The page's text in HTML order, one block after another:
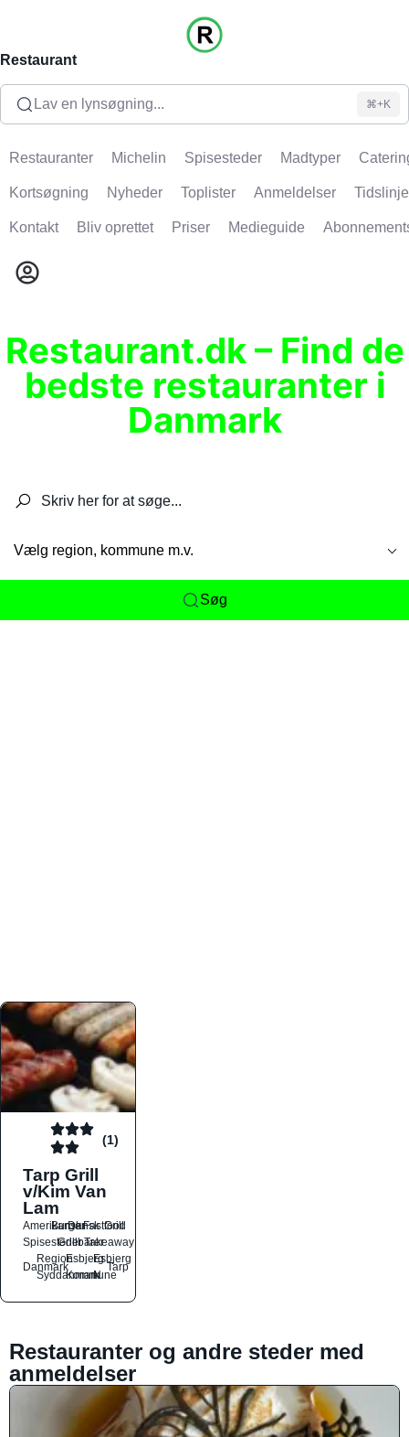
Restaurant
Lav en lynsøgning... ⌘+K
Restauranter Michelin Spisesteder Madtyper
Kortsøgning Nyheder Toplister Anmeldelser Tidslinje
Kontakt Bliv oprettet Priser Medieguide
Restaurant.dk – Find de
bedste restauranter i
Danmark
Vælg region, kommune m.v.
Søg
(1)
Tarp Grill
v/Kim Van
Lam
Amerikansk
BurgerDanskFastfood
Grill
SpisestederGrillbarerTakeaway
Danmark
Region
Syddanmark
Esbjerg
Kommune
Esbjerg
N
Tarp
Restauranter og andre steder med
anmeldelser